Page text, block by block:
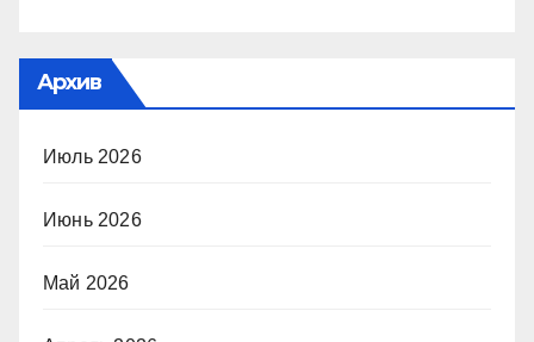
Архив
Июль 2026
Июнь 2026
Май 2026